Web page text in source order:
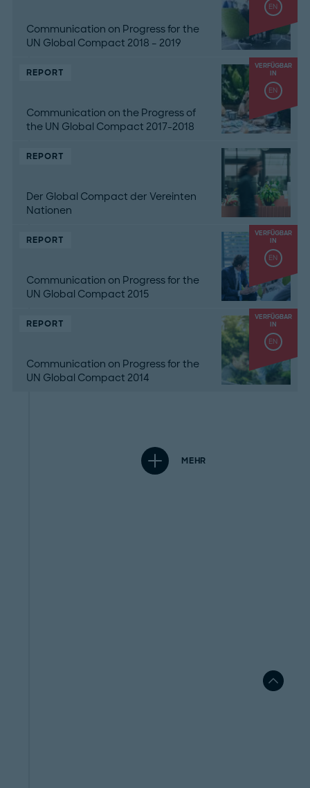
EN
Communication on Progress for the
UN Global Compact 2018 – 2019
VERFÜGBAR
IN
EN
REPORT
Communication on the Progress of
the UN Global Compact 2017-2018
REPORT
Der Global Compact der Vereinten
Nationen
VERFÜGBAR
IN
EN
REPORT
Communication on Progress for the
UN Global Compact 2015
VERFÜGBAR
IN
EN
REPORT
Communication on Progress for the
UN Global Compact 2014
MEHR